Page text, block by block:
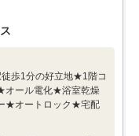
歩1分の好立地★1階コ
オール電化★浴室乾燥
★オートロック★宅配